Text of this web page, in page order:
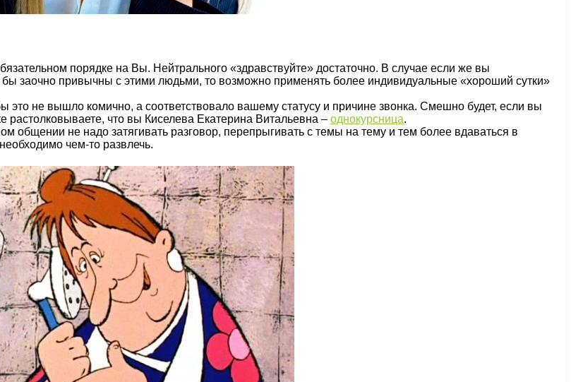
порядке на Вы. Нейтрального «здравствуйте» достаточно. В случае если же вы
бы заочно привычны с этими людьми, то возможно применять более индивидуальные «хороший сутки»
это не вышло комично, а соответствовало вашему статусу и причине звонка. Смешно будет, если вы
растолковываете, что вы Киселева Екатерина Витальевна – однокурсница.
общении не надо затягивать разговор, перепрыгивать с темы на тему и тем более вдаваться в
чем-то развлечь.